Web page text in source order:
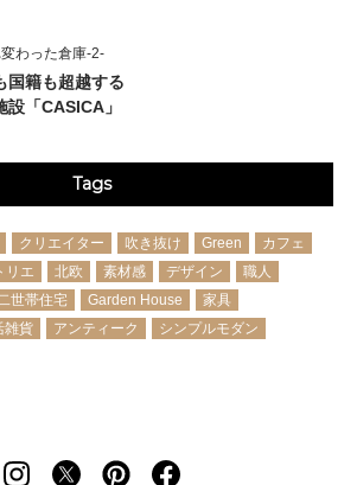
わった倉庫-2-
国籍も超越する
設「CASICA」
Tags
クリエイター 吹き抜け Green
カフェ
リエ 北欧 素材感 デザイン
職人
世帯住宅 Garden House
家具
雑貨 アンティーク
シンプルモダン